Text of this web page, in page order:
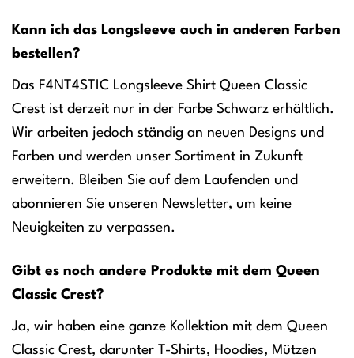
Kann ich das Longsleeve auch in anderen Farben
bestellen?
Das F4NT4STIC Longsleeve Shirt Queen Classic
Crest ist derzeit nur in der Farbe Schwarz erhältlich.
Wir arbeiten jedoch ständig an neuen Designs und
Farben und werden unser Sortiment in Zukunft
erweitern. Bleiben Sie auf dem Laufenden und
abonnieren Sie unseren Newsletter, um keine
Neuigkeiten zu verpassen.
Gibt es noch andere Produkte mit dem Queen
Classic Crest?
Ja, wir haben eine ganze Kollektion mit dem Queen
Classic Crest, darunter T-Shirts, Hoodies, Mützen